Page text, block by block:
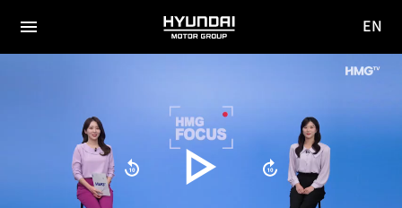
전체
HYUNDAI
MOTOR
사이
EN